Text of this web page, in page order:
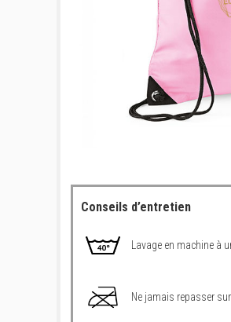
Conseils d’entretien
Lavage en machine à
Ne jamais repasser